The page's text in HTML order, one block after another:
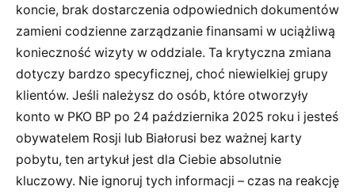
koncie, brak dostarczenia odpowiednich dokumentów
zamieni codzienne zarządzanie finansami w uciążliwą
konieczność wizyty w oddziale. Ta krytyczna zmiana
dotyczy bardzo specyficznej, choć niewielkiej grupy
klientów. Jeśli należysz do osób, które otworzyły
konto w PKO BP po 24 października 2025 roku i jesteś
obywatelem Rosji lub Białorusi bez ważnej karty
pobytu, ten artykuł jest dla Ciebie absolutnie
kluczowy. Nie ignoruj tych informacji – czas na reakcję